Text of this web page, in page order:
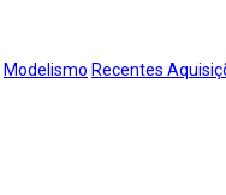
Modelismo Recentes